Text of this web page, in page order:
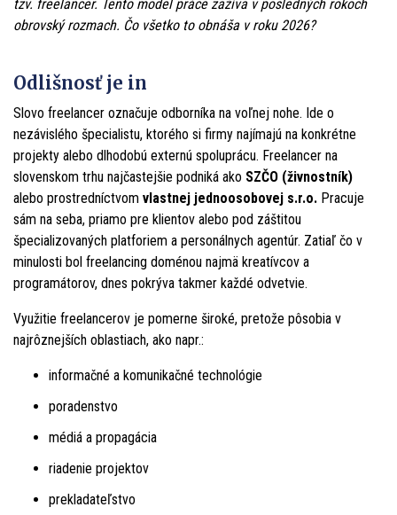
tzv. freelancer. Tento model práce zažíva v posledných rokoch
obrovský rozmach. Čo všetko to obnáša v roku 2026?
Odlišnosť je in
Slovo freelancer označuje odborníka na voľnej nohe. Ide o
nezávislého špecialistu, ktorého si firmy najímajú na konkrétne
projekty alebo dlhodobú externú spoluprácu. Freelancer na
slovenskom trhu najčastejšie podniká ako SZČO (živnostník)
alebo prostredníctvom vlastnej jednoosobovej s.r.o. Pracuje
sám na seba, priamo pre klientov alebo pod záštitou
špecializovaných platforiem a personálnych agentúr. Zatiaľ čo v
minulosti bol freelancing doménou najmä kreatívcov a
programátorov, dnes pokrýva takmer každé odvetvie.
Využitie freelancerov je pomerne široké, pretože pôsobia v
najrôznejších oblastiach, ako napr.:
informačné a komunikačné technológie
poradenstvo
médiá a propagácia
riadenie projektov
prekladateľstvo